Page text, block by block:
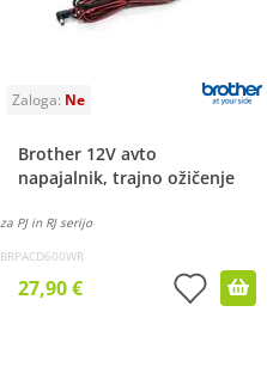
Brother 12V avto
napajalnik, trajno ožičenje
za PJ in RJ serijo
BRPACD600WR
27,90 €